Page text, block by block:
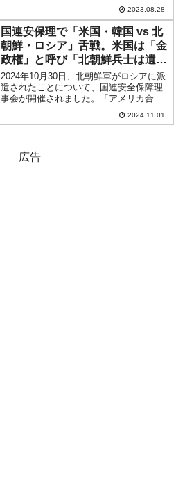
ートは『Investing.com』より引用）。下
ヒゲが長いことからも分かるとおり、戻
しています(笑)。現在のところ...
2023.08.28
国連安保理で「米国・韓国 vs 北
朝鮮・ロシア」舌戦。米国は「金
政権」と呼び「北朝鮮兵士は遺体
袋に入って帰ってくるぞ」
2024年10月30日、北朝鮮軍がロシアに派
遣されたことについて、国連安全保障理
事会が開催されました。「アメリカ合衆
国・韓国」と「北朝鮮・ロシア」の間
で、舌戦が繰り広げれられました。例え
2024.11.01
広告